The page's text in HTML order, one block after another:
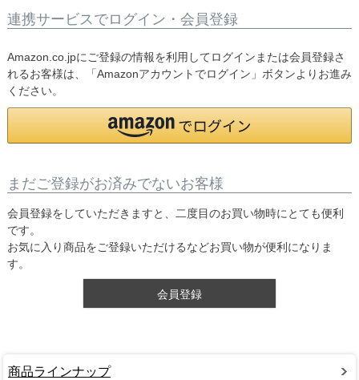
連携サービスでログイン・会員登録
Amazon.co.jpにご登録の情報を利用してログインまたは会員登録さ
れるお客様は、「Amazonアカウントでログイン」ボタンよりお進み
ください。
まだご登録がお済みでないお客様
会員登録をしていただきますと、二度目のお買い物時にとても便利
です。
お気に入り商品をご登録いただけるなどお買い物が便利になりま
す。
会員登録
商品ラインナップ